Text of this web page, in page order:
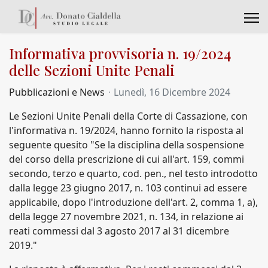
Informativa provvisoria n. 19/2024
delle Sezioni Unite Penali
Pubblicazioni e News
Lunedì, 16 Dicembre 2024
Le Sezioni Unite Penali della Corte di Cassazione, con
l'informativa n. 19/2024, hanno fornito la risposta al
seguente quesito "Se la disciplina della sospensione
del corso della prescrizione di cui all'art. 159, commi
secondo, terzo e quarto, cod. pen., nel testo introdotto
dalla legge 23 giugno 2017, n. 103 continui ad essere
applicabile, dopo l'introduzione dell'art. 2, comma 1, a),
della legge 27 novembre 2021, n. 134, in relazione ai
reati commessi dal 3 agosto 2017 al 31 dicembre
2019."